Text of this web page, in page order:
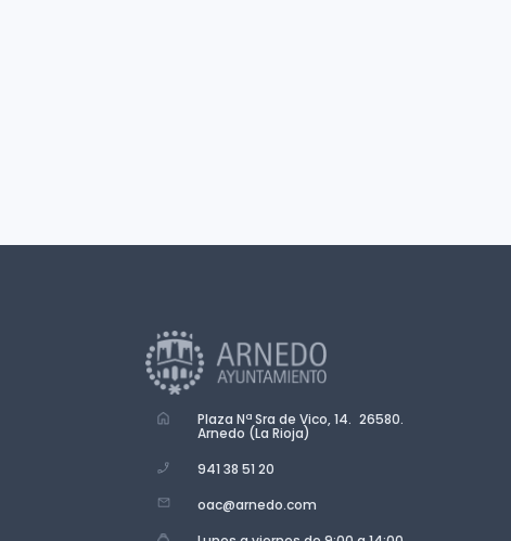
Plaza Nª Sra de Vico, 14. 26580.
Arnedo (La Rioja)
941 38 51 20
oac@arnedo.com